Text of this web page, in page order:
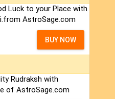
Luck to your Place with
AstroSage.com
BUY NOW
Rudraksh with
of AstroSage.com